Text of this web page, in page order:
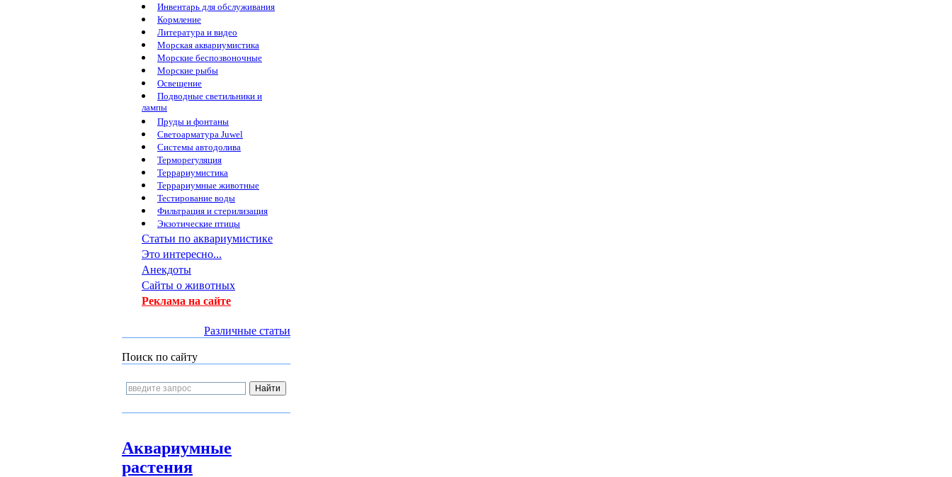
Инвентарь для обслуживания
Кормление
Литература и видео
Морская аквариумистика
Морские беспозвоночные
Морские рыбы
Освещение
Подводные светильники и
лампы
Пруды и фонтаны
Светоарматура Juwel
Системы автодолива
Терморегуляция
Террариумистика
Террариумные животные
Тестирование воды
Фильтрация и стерилизация
Экзотические птицы
Статьи по аквариумистике
Это интересно...
Анекдоты
Сайты о животных
Реклама на сайте
Различные статьи
Поиск по сайту
Аквариумные
растения